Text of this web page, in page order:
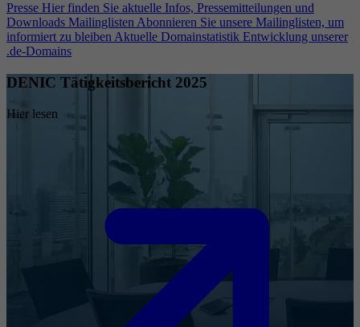
Presse Hier finden Sie aktuelle Infos, Pressemitteilungen und
Downloads Mailinglisten Abonnieren Sie unsere Mailinglisten, um
informiert zu bleiben Aktuelle Domainstatistik Entwicklung unserer
.de-Domains
DENIC Tätigkeitsbericht 2025
Hier lesen